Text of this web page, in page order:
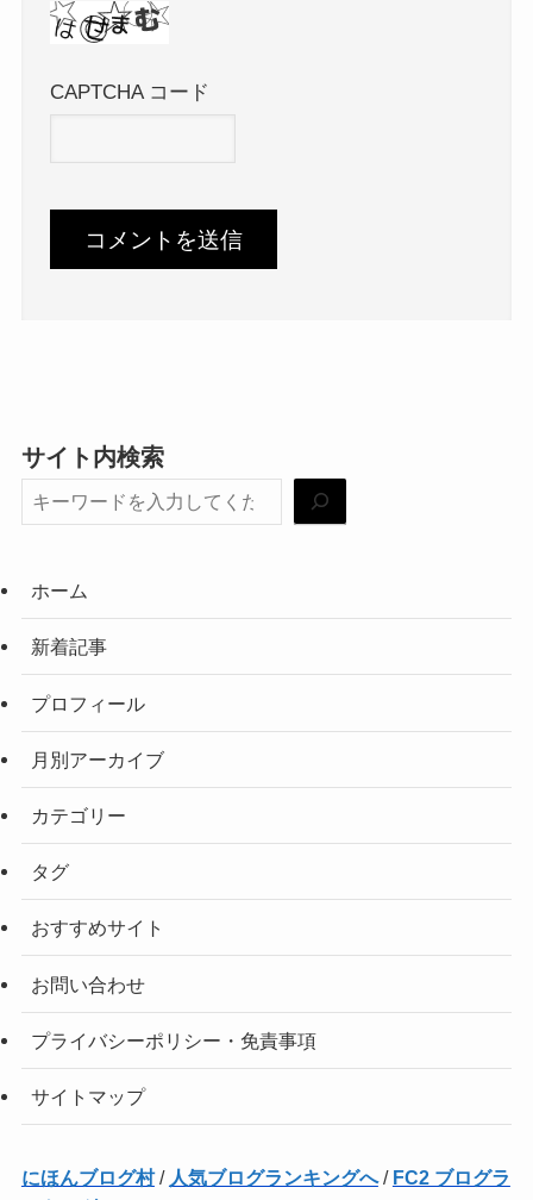
CAPTCHA コード
サイト内検索
ホーム
新着記事
プロフィール
月別アーカイブ
カテゴリー
タグ
おすすめサイト
お問い合わせ
プライバシーポリシー・免責事項
サイトマップ
にほんブログ村/ 人気ブログランキングへ/ FC2 ブログラ